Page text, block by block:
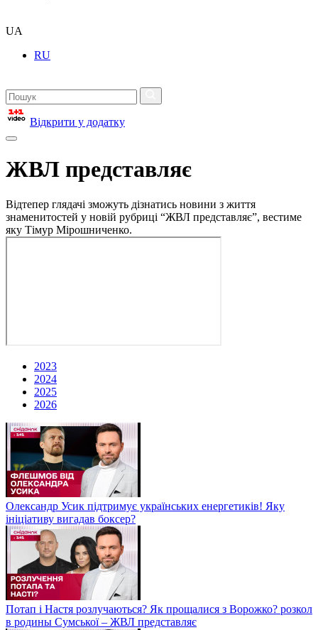
UA
RU
Відкрити у додатку
ЖВЛ представляє
Відтепер глядачі зможуть дізнатись новини з життя
знаменитостей у новій рубриці “ЖВЛ представляє”, вестиме
яку Тімур Мірошниченко.
2023
2024
2025
2026
Олександр Усик підтримує українських енергетиків! Яку
ініціативу вигадав боксер?
Потап і Настя розлучаються? Як прощалися з Ворожко? розкол
в родины Сумської – ЖВЛ представляє